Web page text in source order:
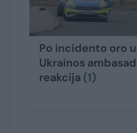
Po incidento oro
Ukrainos
reakcija (1)